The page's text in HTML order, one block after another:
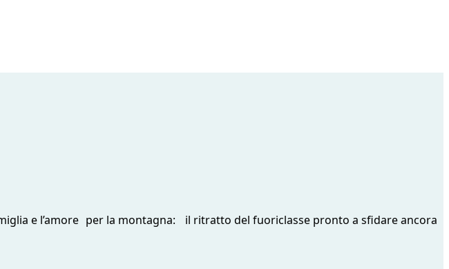
e l’amore per la montagna: il ritratto del fuoriclasse pronto a sfidare ancora